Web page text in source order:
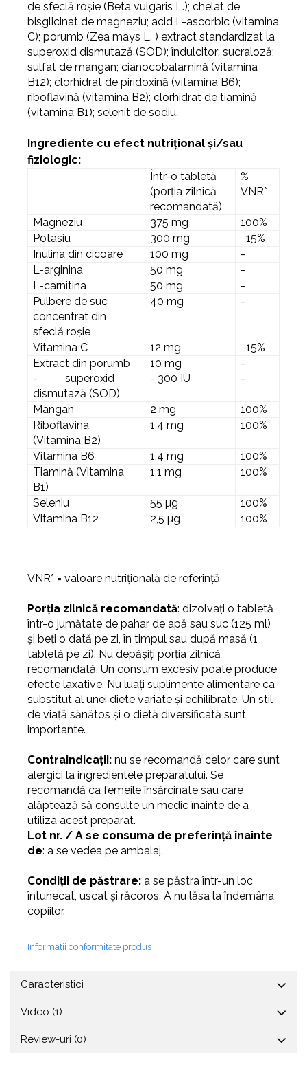
de sfeclă roșie (Beta vulgaris L.); chelat de
bisglicinat de magneziu; acid L-ascorbic (vitamina
C); porumb (Zea mays L. ) extract standardizat la
superoxid dismutază (SOD); îndulcitor: sucraloză;
sulfat de mangan; cianocobalamină (vitamina
B12); clorhidrat de piridoxină (vitamina B6);
riboflavină (vitamina B2); clorhidrat de tiamină
(vitamina B1); selenit de sodiu.
Ingrediente cu efect nutrițional și/sau
fiziologic:
Într-o tabletă
(porția zilnică
recomandată)
%
VNR*
Magneziu 375 mg
100%
Potasiu
300 mg
15%
Inulina din cicoare
100 mg
-
L-arginina
50 mg
-
L-carnitina
50 mg
-
Pulbere de suc
concentrat din
sfeclă roșie
40 mg -
Vitamina C 12 mg
15%
Extract din porumb
- superoxid
dismutază (SOD)
10 mg
- 300 IU
-
-
Mangan 2 mg
100%
Riboflavina
(Vitamina B2)
1,4 mg 100%
Vitamina B6 1,4 mg
100%
Tiamină (Vitamina
B1)
1,1 mg 100%
Seleniu 55 µg
100%
Vitamina B12
2,5 µg 100%
VNR* = valoare nutrițională de referință
Porția zilnică recomandată: dizolvați o tabletă
într-o jumătate de pahar de apă sau suc (125 ml)
și beți o dată pe zi, în timpul sau după masă (1
tabletă pe zi). Nu depășiți porția zilnică
recomandată. Un consum excesiv poate produce
efecte laxative. Nu luați suplimente alimentare ca
substitut al unei diete variate și echilibrate. Un stil
de viață sănătos și o dietă diversificată sunt
importante.
Contraindicații: nu se recomandă celor care sunt
alergici la ingredientele preparatului. Se
recomandă ca femeile însărcinate sau care
alăptează să consulte un medic înainte de a
utiliza acest preparat.
Lot nr. / A se consuma de preferință înainte
de: a se vedea pe ambalaj.
Condiții de păstrare: a se păstra într-un loc
întunecat, uscat și răcoros. A nu lăsa la îndemâna
copiilor.
Informatii conformitate produs
Caracteristici
Video (1)
Review-uri (0)